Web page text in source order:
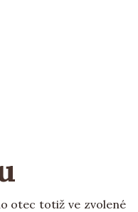
otec totiž ve zvolené